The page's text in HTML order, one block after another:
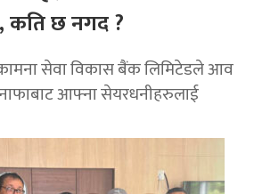
कति छ नगद ?
सेवा विकास बैंक लिमिटेडले आव
आफ्ना सेयरधनीहरुलाई